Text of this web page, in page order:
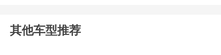
其他车型推荐